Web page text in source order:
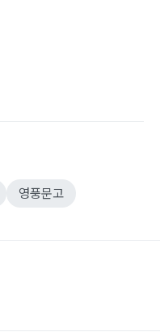
영풍문고